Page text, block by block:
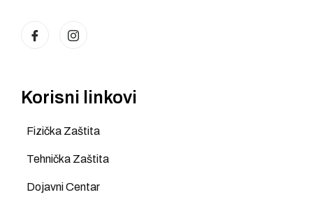
Korisni linkovi
Fizička Zaštita
Tehnička Zaštita
Dojavni Centar